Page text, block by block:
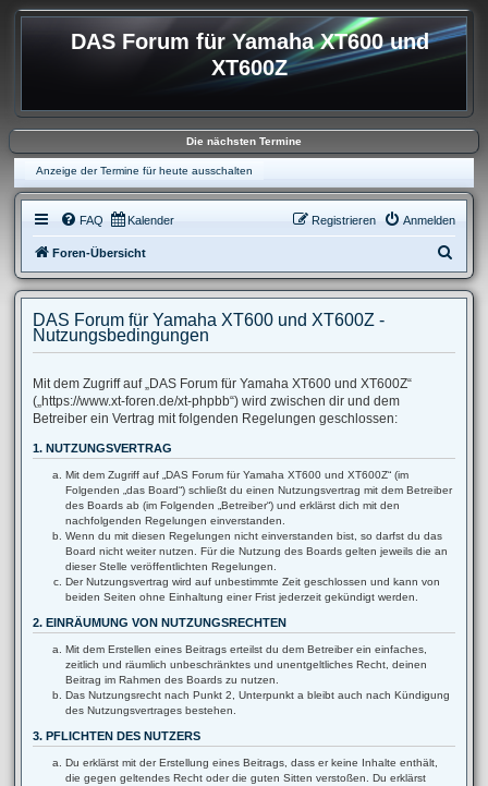
DAS Forum für Yamaha XT600 und
XT600Z
Die nächsten Termine
Anzeige der Termine für heute ausschalten
FAQ Kalender Anmelden
Registrieren
Foren-Übersicht
u
e
DAS Forum für Yamaha XT600 und XT600Z -
Nutzungsbedingungen
Mit dem Zugriff auf „DAS Forum für Yamaha XT600 und XT600Z“
(„https://www.xt-foren.de/xt-phpbb“) wird zwischen dir und dem
Betreiber ein Vertrag mit folgenden Regelungen geschlossen:
1. NUTZUNGSVERTRAG
Mit dem Zugriff auf „DAS Forum für Yamaha XT600 und XT600Z“ (im
Folgenden „das Board“) schließt du einen Nutzungsvertrag mit dem Betreiber
des Boards ab (im Folgenden „Betreiber“) und erklärst dich mit den
nachfolgenden Regelungen einverstanden.
Wenn du mit diesen Regelungen nicht einverstanden bist, so darfst du das
Board nicht weiter nutzen. Für die Nutzung des Boards gelten jeweils die an
dieser Stelle veröffentlichten Regelungen.
Der Nutzungsvertrag wird auf unbestimmte Zeit geschlossen und kann von
beiden Seiten ohne Einhaltung einer Frist jederzeit gekündigt werden.
2. EINRÄUMUNG VON NUTZUNGSRECHTEN
Mit dem Erstellen eines Beitrags erteilst du dem Betreiber ein einfaches,
zeitlich und räumlich unbeschränktes und unentgeltliches Recht, deinen
Beitrag im Rahmen des Boards zu nutzen.
Das Nutzungsrecht nach Punkt 2, Unterpunkt a bleibt auch nach Kündigung
des Nutzungsvertrages bestehen.
3. PFLICHTEN DES NUTZERS
Du erklärst mit der Erstellung eines Beitrags, dass er keine Inhalte enthält,
die gegen geltendes Recht oder die guten Sitten verstoßen. Du erklärst